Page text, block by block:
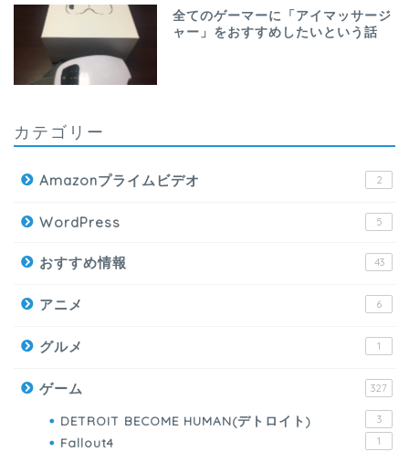
全てのゲーマーに「アイマッサージ
ャー」をおすすめしたいという話
カテゴリー
Amazonプライムビデオ 2
WordPress 5
おすすめ情報 43
アニメ 6
グルメ 1
ゲーム 327
DETROIT BECOME HUMAN(デトロイト) 3
Fallout4 1